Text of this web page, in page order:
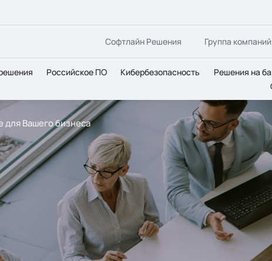
Софтлайн Решения Группа компаний
Российское ПО Кибербезопасность Решения на
для Вашего бизнеса